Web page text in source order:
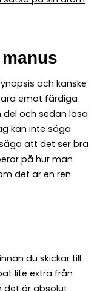
och kanske
emot färdiga
del och sedan läsa
kan inte säga
att det ser bra
på hur man
det är en ren
du skickar till
lite extra från